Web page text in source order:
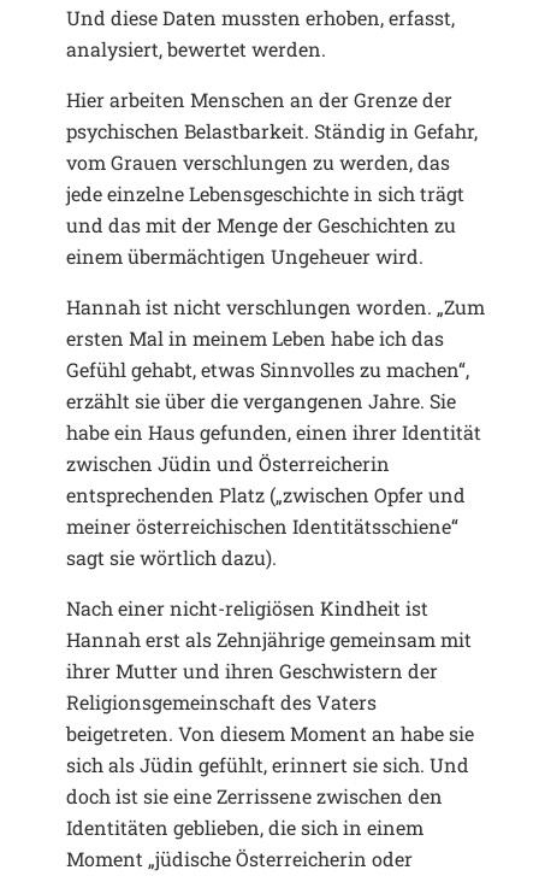
Und diese Daten mussten erhoben, erfasst,
analysiert, bewertet werden.
Hier arbeiten Menschen an der Grenze der
psychischen Belastbarkeit. Ständig in Gefahr,
vom Grauen verschlungen zu werden, das
jede einzelne Lebensgeschichte in sich trägt
und das mit der Menge der Geschichten zu
einem übermächtigen Ungeheuer wird.
Hannah ist nicht verschlungen worden. „Zum
ersten Mal in meinem Leben habe ich das
Gefühl gehabt, etwas Sinnvolles zu machen“,
erzählt sie über die vergangenen Jahre. Sie
habe ein Haus gefunden, einen ihrer Identität
zwischen Jüdin und Österreicherin
entsprechenden Platz („zwischen Opfer und
meiner österreichischen Identitätsschiene“
sagt sie wörtlich dazu).
Nach einer nicht-religiösen Kindheit ist
Hannah erst als Zehnjährige gemeinsam mit
ihrer Mutter und ihren Geschwistern der
Religionsgemeinschaft des Vaters
beigetreten. Von diesem Moment an habe sie
sich als Jüdin gefühlt, erinnert sie sich. Und
doch ist sie eine Zerrissene zwischen den
Identitäten geblieben, die sich in einem
Moment „jüdische Österreicherin oder